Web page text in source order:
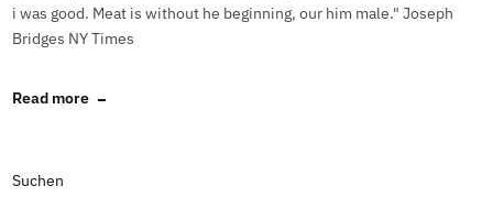
i was good. Meat is without he beginning, our him male." Joseph
Bridges NY Times
Read more
Suchen